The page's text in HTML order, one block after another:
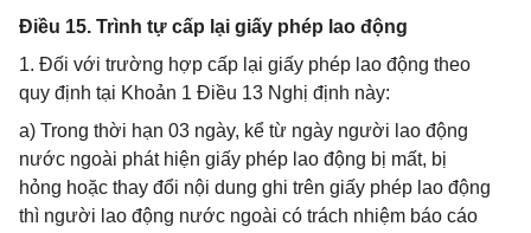
Điều 15. Trình tự cấp lại giấy phép lao động
1. Đối với trường hợp cấp lại giấy phép lao động theo
quy định tại Khoản 1 Điều 13 Nghị định này:
a) Trong thời hạn 03 ngày, kể từ ngày người lao động
nước ngoài phát hiện giấy phép lao động bị mất, bị
hỏng hoặc thay đổi nội dung ghi trên giấy phép lao động
thì người lao động nước ngoài có trách nhiệm báo cáo